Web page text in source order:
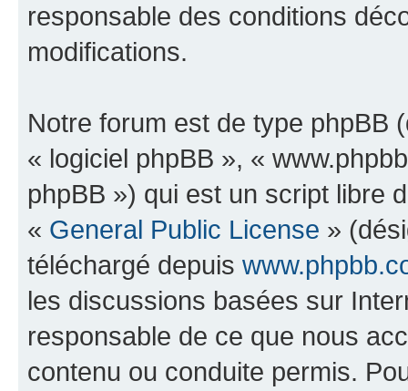
responsable des conditions
modifications.
Notre forum est de type phpBB
« logiciel phpBB », «
phpBB ») qui est un script libre
« General Public License »
téléchargé depuis
les discussions basées sur
responsable de ce que nous
contenu ou conduite permis.